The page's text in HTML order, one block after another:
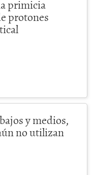
primicia
protones
y medios,
no utilizan